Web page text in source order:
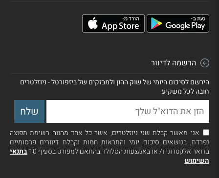
הרשמה לדיוור
הירשם לסיכום היומי של שוק ההון ולמבזקים של ביזפורטל - ניוזלטרים
חובה לכל משקיע
אני מאשר קבלת שני ניוזלטרים, אשר כל אחד מהווה רשימת תפוצה
נפרדת, בנושאים סיכום יומי והתראות חמות וקבלת דיוורים פרסומיים
בדואר אלקטרוני ו/ או באמצעות הסלולר בהתאם למפורט בסעיף 10
בתנאי
השימוש